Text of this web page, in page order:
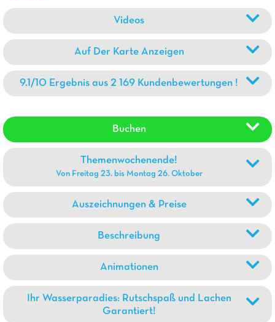
Videos
Auf Der Karte Anzeigen
9.1/10 Ergebnis aus 2 169 Kundenbewertungen !
Buchen
Themenwochenende!
Von Freitag 23. bis Montag 26. Oktober
Auszeichnungen & Preise
Beschreibung
Animationen
Ihr Wasserparadies: Rutschspaß und Lachen
Garantiert!